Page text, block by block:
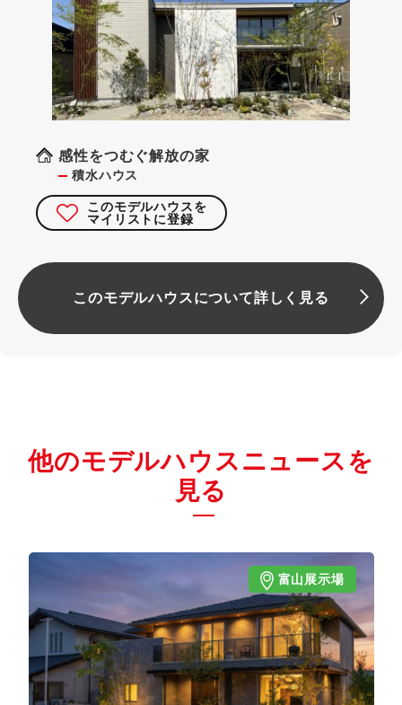
感性をつむぐ解放の家
積水ハウス
このモデルハウスを
マイリストに登録
このモデルハウスについて詳しく見る
他のモデルハウスニュースを
見る
富山展示場